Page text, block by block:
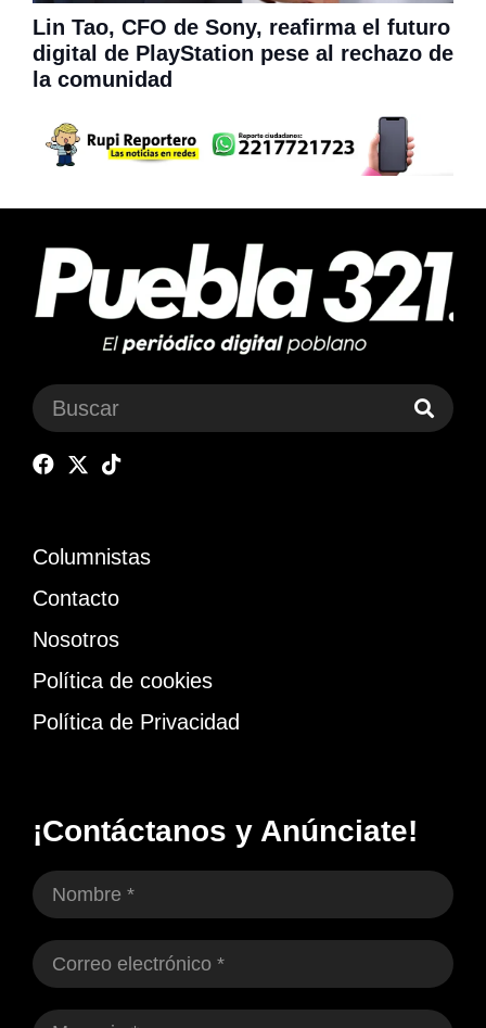
Lin Tao, CFO de Sony, reafirma el futuro
digital de PlayStation pese al rechazo de
la comunidad
Columnistas
Contacto
Nosotros
Política de cookies
Política de Privacidad
¡Contáctanos y Anúnciate!